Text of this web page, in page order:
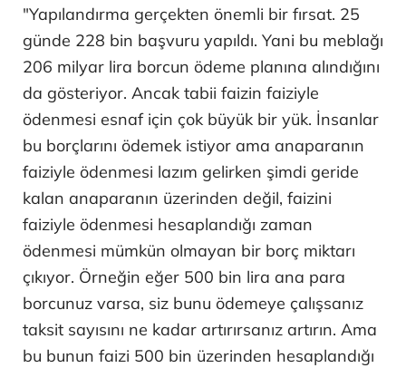
"Yapılandırma gerçekten önemli bir fırsat. 25
günde 228 bin başvuru yapıldı. Yani bu meblağı
206 milyar lira borcun ödeme planına alındığını
da gösteriyor. Ancak tabii faizin faiziyle
ödenmesi esnaf için çok büyük bir yük. İnsanlar
bu borçlarını ödemek istiyor ama anaparanın
faiziyle ödenmesi lazım gelirken şimdi geride
kalan anaparanın üzerinden değil, faizini
faiziyle ödenmesi hesaplandığı zaman
ödenmesi mümkün olmayan bir borç miktarı
çıkıyor. Örneğin eğer 500 bin lira ana para
borcunuz varsa, siz bunu ödemeye çalışsanız
taksit sayısını ne kadar artırırsanız artırın. Ama
bu bunun faizi 500 bin üzerinden hesaplandığı